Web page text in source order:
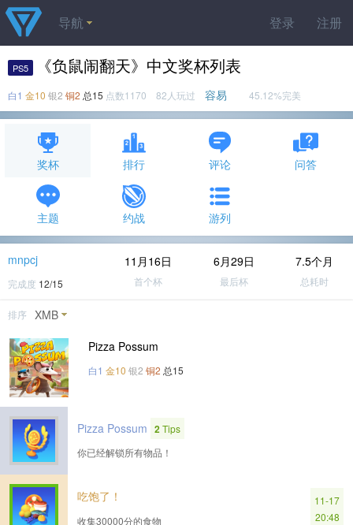
登录 注册
导航
PS5 《负鼠闹翻天》中文奖杯列表
白1 金10 银2 铜2 总15 点数1170 82人玩过 容易 45.12%完美
奖杯 排行 评论 问答
主题 约战 游列
mnpcj
完成度 12/15
11月16日
首个杯
6月29日
最后杯
7.5个月
总耗时
排序 XMB
Pizza Possum
白1 金10 银2 铜2 总15
Pizza Possum 2Tips
你已经解锁所有物品！
吃饱了！
收集30000分的食物
11-17
20:48